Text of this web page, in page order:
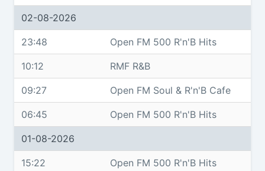
02-08-2026
23:48 Open FM 500 R'n'B Hits
10:12 RMF R&B
09:27 Open FM Soul & R'n'B Cafe
06:45 Open FM 500 R'n'B Hits
01-08-2026
15:22 Open FM 500 R'n'B Hits